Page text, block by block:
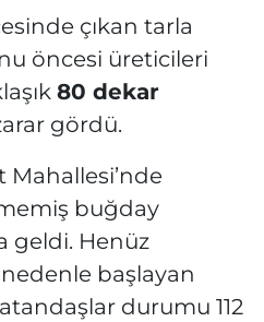
çıkan tarla
öncesi üreticileri
80 dekar
gördü.
Mahallesi’nde
buğday
geldi. Henüz
başlayan
durumu 112